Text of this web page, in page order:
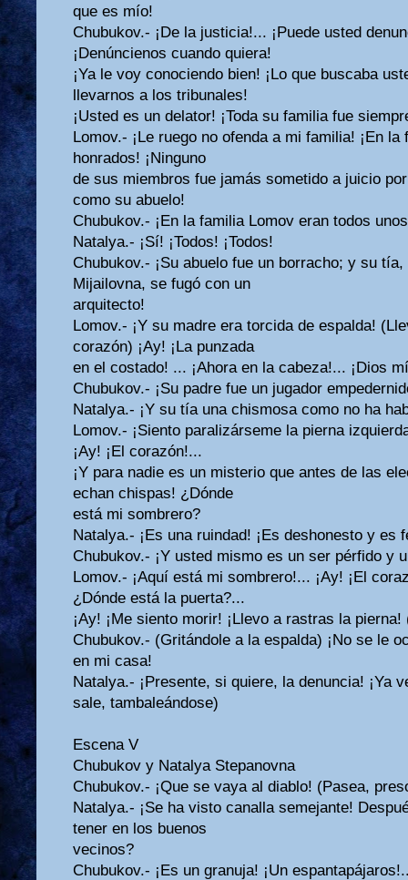
que es mío!
Chubukov.- ¡De la justicia!... ¡Puede usted
¡Denúncienos cuando quiera!
¡Ya le voy conociendo bien! ¡Lo que buscaba
llevarnos a los tribunales!
¡Usted es un delator! ¡Toda su familia fue
Lomov.- ¡Le ruego no ofenda a mi familia! ¡En
honrados! ¡Ninguno
de sus miembros fue jamás sometido a juicio
como su abuelo!
Chubukov.- ¡En la familia Lomov eran todos
Natalya.- ¡Sí! ¡Todos! ¡Todos!
Chubukov.- ¡Su abuelo fue un borracho; y su
Mijailovna, se fugó con un
arquitecto!
Lomov.- ¡Y su madre era torcida de espalda!
corazón) ¡Ay! ¡La punzada
en el costado! ... ¡Ahora en la cabeza!... ¡Dios
Chubukov.- ¡Su padre fue un jugador
Natalya.- ¡Y su tía una chismosa como no ha
Lomov.- ¡Siento paralizárseme la pierna
¡Ay! ¡El corazón!...
¡Y para nadie es un misterio que antes de las
echan chispas! ¿Dónde
está mi sombrero?
Natalya.- ¡Es una ruindad! ¡Es deshonesto y es
Chubukov.- ¡Y usted mismo es un ser pérfido y
Lomov.- ¡Aquí está mi sombrero!... ¡Ay! ¡El
¿Dónde está la puerta?...
¡Ay! ¡Me siento morir! ¡Llevo a rastras la
Chubukov.- (Gritándole a la espalda) ¡No se le
en mi casa!
Natalya.- ¡Presente, si quiere, la denuncia! ¡Ya
sale, tambaleándose)
Escena V
Chubukov y Natalya Stepanovna
Chubukov.- ¡Que se vaya al diablo! (Pasea,
Natalya.- ¡Se ha visto canalla semejante!
tener en los buenos
vecinos?
Chubukov.- ¡Es un granuja! ¡Un